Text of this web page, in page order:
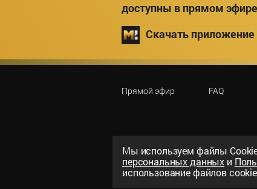
доступны в прямом
Скачать
Прямой эфир FAQ
©2026«ООО «Национальный
Мы используем файлы Сookie
персональных данных и
использование файлов